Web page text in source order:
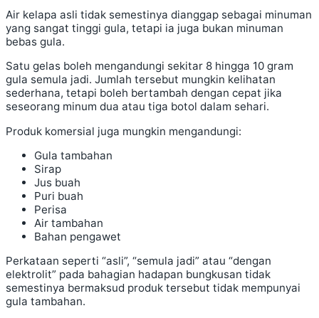
Air kelapa asli tidak semestinya dianggap sebagai minuman
yang sangat tinggi gula, tetapi ia juga bukan minuman
bebas gula.
Satu gelas boleh mengandungi sekitar 8 hingga 10 gram
gula semula jadi. Jumlah tersebut mungkin kelihatan
sederhana, tetapi boleh bertambah dengan cepat jika
seseorang minum dua atau tiga botol dalam sehari.
Produk komersial juga mungkin mengandungi:
Gula tambahan
Sirap
Jus buah
Puri buah
Perisa
Air tambahan
Bahan pengawet
Perkataan seperti “asli”, “semula jadi” atau “dengan
elektrolit” pada bahagian hadapan bungkusan tidak
semestinya bermaksud produk tersebut tidak mempunyai
gula tambahan.